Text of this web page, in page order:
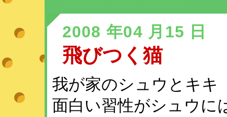
2008 年04 月15 日
飛びつく猫
我が家のシュウとキキ
面白い習性がシュウに